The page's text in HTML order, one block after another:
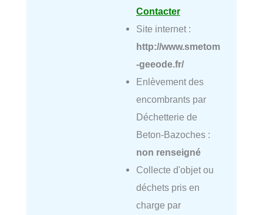
Contacter
Site internet :
http://www.smetom
-geeode.fr/
Enlèvement des
encombrants par
Déchetterie de
Beton-Bazoches :
non renseigné
Collecte d'objet ou
déchets pris en
charge par